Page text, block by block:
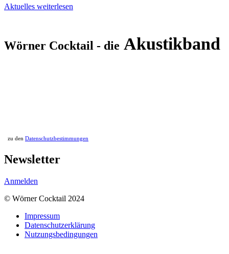
Aktuelles weiterlesen
Wörner Cocktail - die Akustikband
zu den Datenschutzbestimmungen
Newsletter
Anmelden
© Wörner Cocktail 2024
Impressum
Datenschutzerklärung
Nutzungsbedingungen